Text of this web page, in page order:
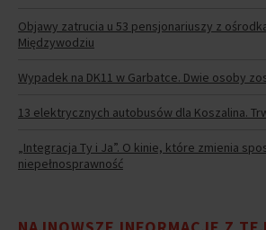
Objawy zatrucia u 53 pensjonariuszy z
Międzywodziu
Wypadek na DK11 w Garbatce. Dwie osoby
13 elektrycznych autobusów dla Koszalina.
„Integracja Ty i Ja”. O kinie, które zmienia
niepełnosprawność